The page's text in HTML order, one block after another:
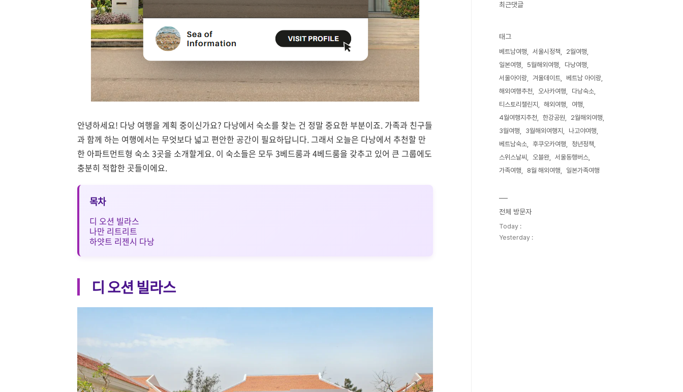
안녕하세요! 다낭 여행을 계획 중이신가요? 다낭에서 숙소를 찾는 건 정말 중요한 부분이죠. 가족과 친구들
과 함께 하는 여행에서는 무엇보다 넓고 편안한 공간이 필요하답니다. 그래서 오늘은 다낭에서 추천할 만
한 아파트먼트형 숙소 3곳을 소개할게요. 이 숙소들은 모두 3베드룸과 4베드룸을 갖추고 있어 큰 그룹에도
충분히 적합한 곳들이에요.
목차
디 오션 빌라스
나만 리트리트
하얏트 리젠시 다낭
디 오션 빌라스
최근댓글
태그
베트남여행 서울시정책
2월여행
일본여행
5월해외여행
다낭여행
서울아이랑
겨울데이트
베트남 아이랑
해외여행추천
오사카여행
다낭숙소
티스토리챌린지
해외여행
여행
4월여행지추천
한강공원
2월해외여행
3월여행
3월해외여행지
나고야여행
베트남숙소
후쿠오카여행
청년정책
스위스날씨
오블완
서울동행버스
가족여행
8월 해외여행 일본가족여행
전체 방문자
Today :
Yesterday :